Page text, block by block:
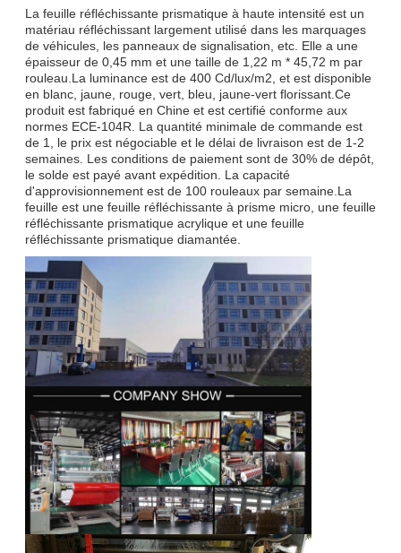
La feuille réfléchissante prismatique à haute intensité est un
matériau réfléchissant largement utilisé dans les marquages
de véhicules, les panneaux de signalisation, etc. Elle a une
épaisseur de 0,45 mm et une taille de 1,22 m * 45,72 m par
rouleau.La luminance est de 400 Cd/lux/m2, et est disponible
en blanc, jaune, rouge, vert, bleu, jaune-vert florissant.Ce
produit est fabriqué en Chine et est certifié conforme aux
normes ECE-104R. La quantité minimale de commande est
de 1, le prix est négociable et le délai de livraison est de 1-2
semaines. Les conditions de paiement sont de 30% de dépôt,
le solde est payé avant expédition. La capacité
d'approvisionnement est de 100 rouleaux par semaine.La
feuille est une feuille réfléchissante à prisme micro, une feuille
réfléchissante prismatique acrylique et une feuille
réfléchissante prismatique diamantée.